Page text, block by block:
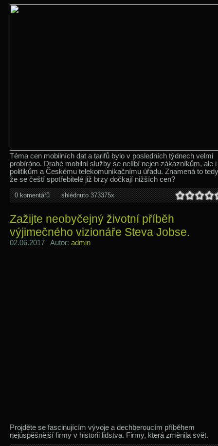
Téma cen mobilních dat a tarifů bylo v posledních týdnech velmi
probíráno. Drahé mobilní služby se nelíbí nejen zákazníkům, ale i
politikům a Českému telekomunikačnímu úřadu. Znamená to
že se čeští spotřebitelé již brzy dočkají nižších cen?
0 komentářů shlédnuto 373375x
Zažijte neobyčejný životní příběh
výjimečného vizionáře Steva Jobse.
02.06.2017 Autor: admin
Projděte se fascinujícím vývoje a dechberoucím příběhem
nejúspěšnější firmy v historii lidstva. Firmy, která změnila svět.